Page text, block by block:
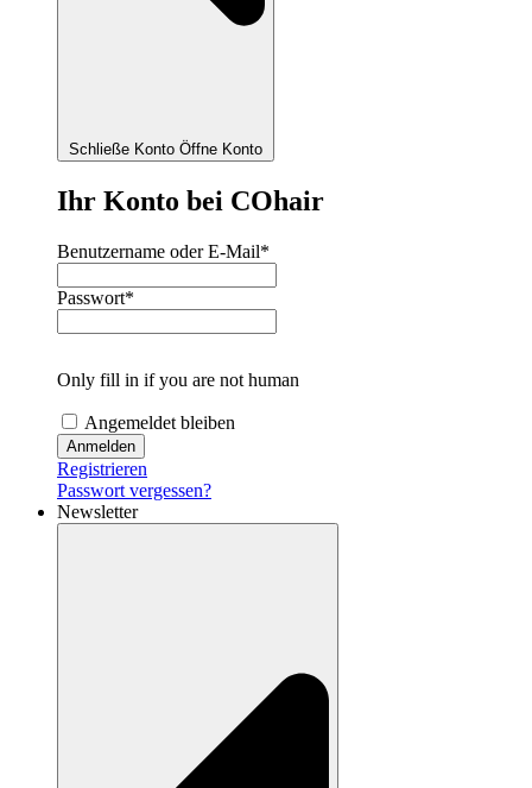
Schließe Konto Öffne Konto
Ihr Konto bei COhair
Benutzername oder E-Mail*
Passwort*
Only fill in if you are not human
Angemeldet bleiben
Registrieren
Passwort vergessen?
Newsletter